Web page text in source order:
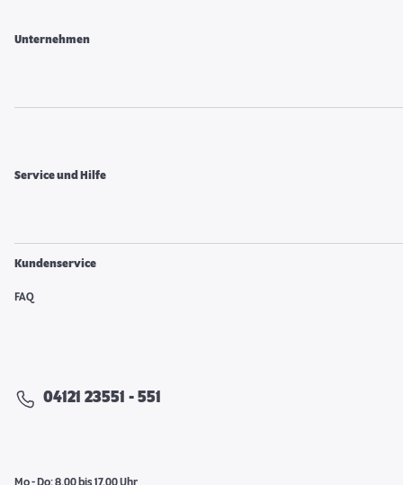
Unternehmen
Service und Hilfe
Kundenservice
FAQ
04121 23551 - 551
Mo - Do: 8.00 bis 17.00 Uhr